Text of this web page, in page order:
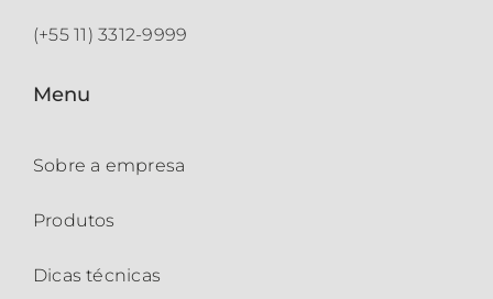
(+55 11) 3312-9999
Menu
Sobre a empresa
Produtos
Dicas técnicas